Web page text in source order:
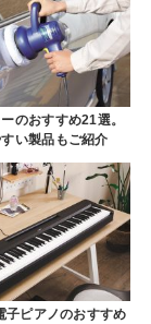
のおすすめ21選。
い製品もご紹介
子ピアノのおすすめ